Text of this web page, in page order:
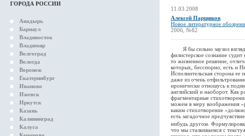
ГОРОДА РОССИИ
Анадырь
Барнаул
Владивосток
Владимир
Волгоград
Вологда
Воронеж
Екатеринбург
Иваново
Ижевск
Иркутск
Казань
Калининград
Калуга
11.03.2008
Алексей Парщиков
Новое литературное
2006, №82
Я бы сильно заузил взгляд
филистерское сознание
то жизненное решение,
которых, бесспорно, есть и
Исполнительская сторона ее
даже из очень
иронически отношусь к
английский и наоборот. Как
фрагментарные
можем в меру воображения
каким стихотворение
есть загадочное
нибудь другом.
что мы сталкиваемся с